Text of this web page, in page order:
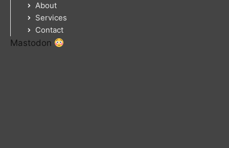
About
Services
Contact
Mastodon